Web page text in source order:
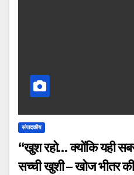
संपादकीय
“खुश रहो… क्योंकि यही
सच्ची खुशी – खोज भीतर